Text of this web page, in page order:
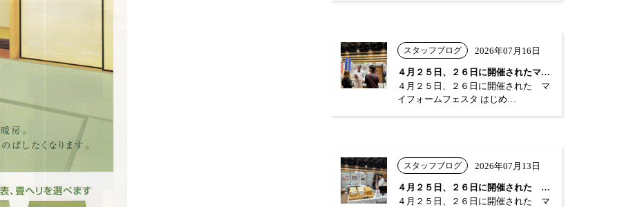
スタッフブログ 2026年07月16日
４月２５日、２６日に開催されたマイフォー…
４月２５日、２６日に開催された マ
イフォームフェスタ はじめ…
スタッフブログ 2026年07月13日
４月２５日、２６日に開催された マイフォ…
４月２５日、２６日に開催された マ